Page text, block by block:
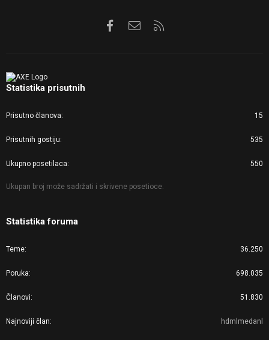
FacebookKontaktirajte nas
Statistika prisutnih
Prisutno članova 15
Prisutnih gostiju 535
Ukupno posetilaca 550
Ukupan broj može sadržati i skrivene posetioce.
Statistika foruma
Teme 36.250
Poruka 698.035
Članovi 51.830
Najnoviji član hdmlmedanl